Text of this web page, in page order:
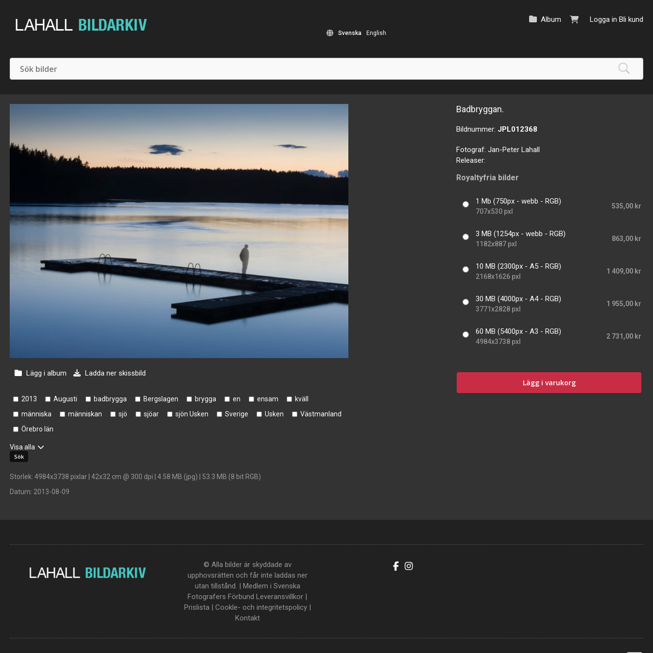
Logga in Bli kund
Album
Svenska English
Lägg i album Ladda ner skissbild
2013 Augusti badbrygga Bergslagen brygga en ensam
kväll
människa
människan sjö sjöar sjön Usken Sverige Usken
Västmanland
Örebro län
Visa alla
Storlek: 4984x3738 pixlar | 42x32 cm @ 300 dpi | 4.58 MB (jpg) | 53.3 MB (8 bit RGB)
Datum: 2013-08-09
Badbryggan.
Bildnummer: JPL012368
Fotograf:Jan-Peter Lahall
Releaser:
Royaltyfria bilder
1 Mb (750px - webb - RGB)
707x530 pxl
535,00 kr
3 MB (1254px - webb - RGB)
1182x887 pxl
863,00 kr
10 MB (2300px - A5 - RGB)
2168x1626 pxl
1 409,00 kr
30 MB (4000px - A4 - RGB)
3771x2828 pxl
1 955,00 kr
60 MB (5400px - A3 - RGB)
4984x3738 pxl
2 731,00 kr
Lägg i varukorg
© Alla bilder är skyddade av
upphovsrätten och får inte laddas ner
utan tillstånd. | Medlem i Svenska
Fotografers Förbund Leveransvillkor |
Prislista| Cookle- och integritetspolicy|
Kontakt